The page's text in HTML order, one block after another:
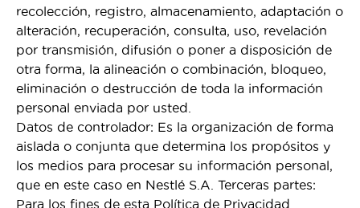
recolección, registro, almacenamiento, adaptación o
alteración, recuperación, consulta, uso, revelación
por transmisión, difusión o poner a disposición de
otra forma, la alineación o combinación, bloqueo,
eliminación o destrucción de toda la información
personal enviada por usted.
Datos de controlador: Es la organización de forma
aislada o conjunta que determina los propósitos y
los medios para procesar su información personal,
que en este caso en Nestlé S.A. Terceras partes:
Para los fines de esta Política de Privacidad